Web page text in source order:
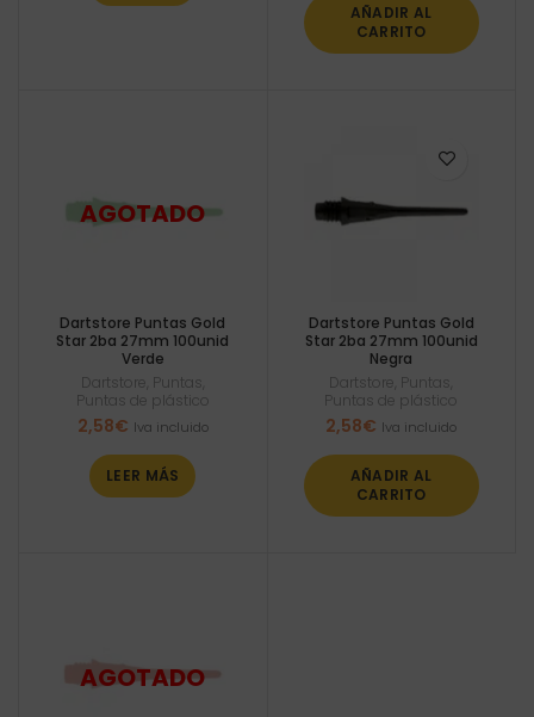
AÑADIR AL
CARRITO
Dartstore Puntas Gold
Star 2ba 27mm 100unid
Verde
Dartstore Puntas
Puntas de plástico
2,58€ Iva incluido
LEER MÁS
Dartstore Puntas Gold
Star 2ba 27mm 100unid
Negra
Dartstore Puntas
Puntas de plástico
2,58€ Iva incluido
AÑADIR AL
CARRITO